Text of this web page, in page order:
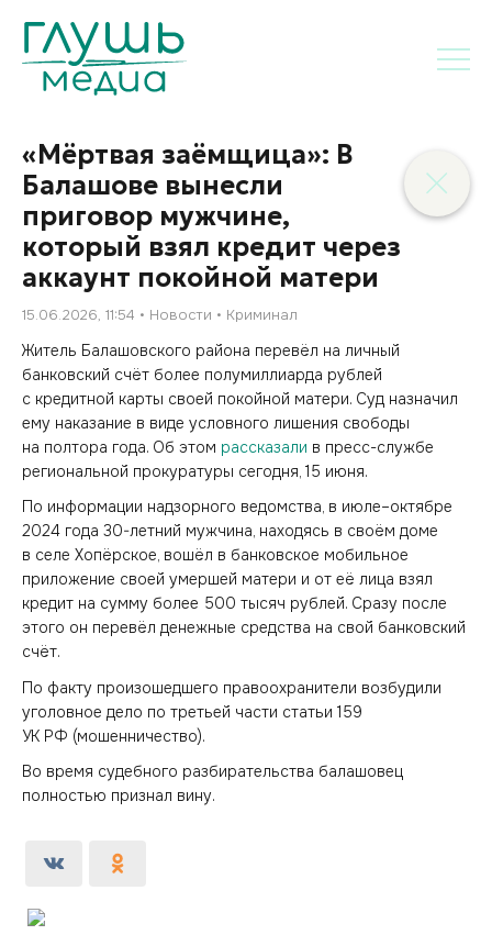
«Мёртвая заёмщица»: В
Балашове вынесли
приговор мужчине,
который взял кредит через
аккаунт покойной матери
15.06.2026, 11:54 Новости Криминал
Житель Балашовского района перевёл на личный
банковский счёт более полумиллиарда рублей
с кредитной карты своей покойной матери. Суд назначил
ему наказание в виде условного лишения свободы
на полтора года. Об этом рассказали в пресс-службе
региональной прокуратуры сегодня, 15 июня.
По информации надзорного ведомства, в июле–октябре
2024 года 30-летний мужчина, находясь в своём доме
в селе Хопёрское, вошёл в банковское мобильное
приложение своей умершей матери и от её лица взял
кредит на сумму более 500 тысяч рублей. Сразу после
этого он перевёл денежные средства на свой банковский
счёт.
По факту произошедшего правоохранители возбудили
уголовное дело по третьей части статьи 159
УК РФ (мошенничество).
Во время судебного разбирательства балашовец
полностью признал вину.